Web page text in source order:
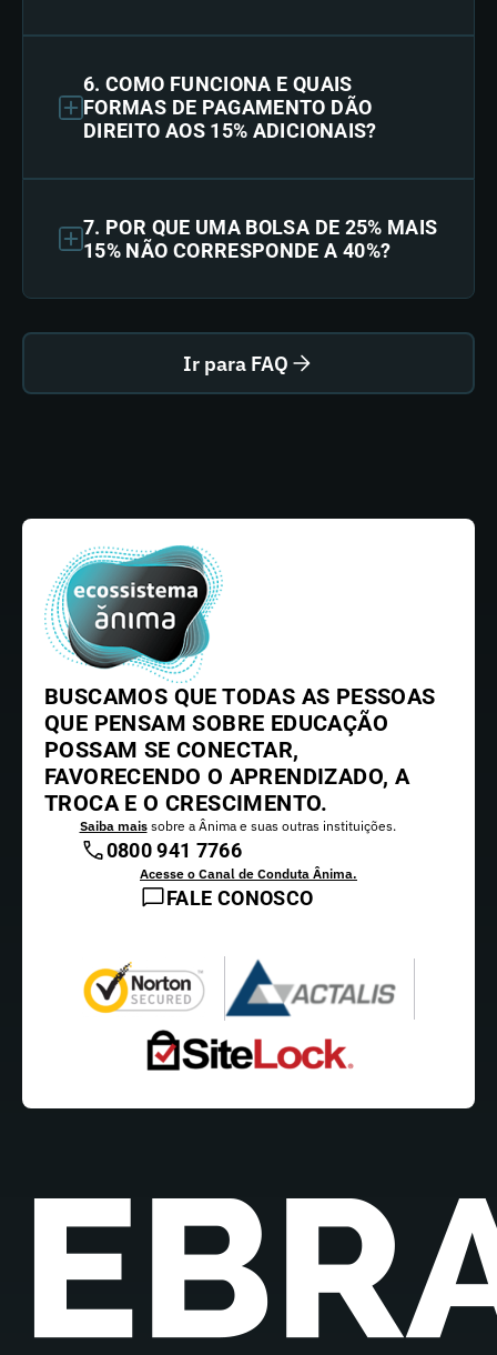
6. COMO FUNCIONA E QUAIS
FORMAS DE PAGAMENTO DÃO
DIREITO AOS 15% ADICIONAIS?
7. POR QUE UMA BOLSA DE 25% MAIS
15% NÃO CORRESPONDE A 40%?
Ir para FAQ
BUSCAMOS QUE TODAS AS PESSOAS
QUE PENSAM SOBRE EDUCAÇÃO
POSSAM SE CONECTAR,
FAVORECENDO O APRENDIZADO, A
TROCA E O CRESCIMENTO.
Saiba maissobre a Ânima e suas outras instituições.
0800 941 7766
Acesse o Canal de Conduta Ânima.
FALE CONOSCO